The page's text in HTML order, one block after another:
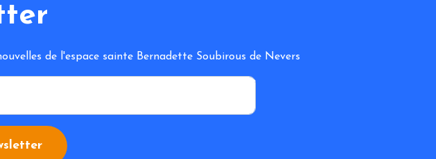
de l'espace sainte Bernadette Soubirous de Nevers
*